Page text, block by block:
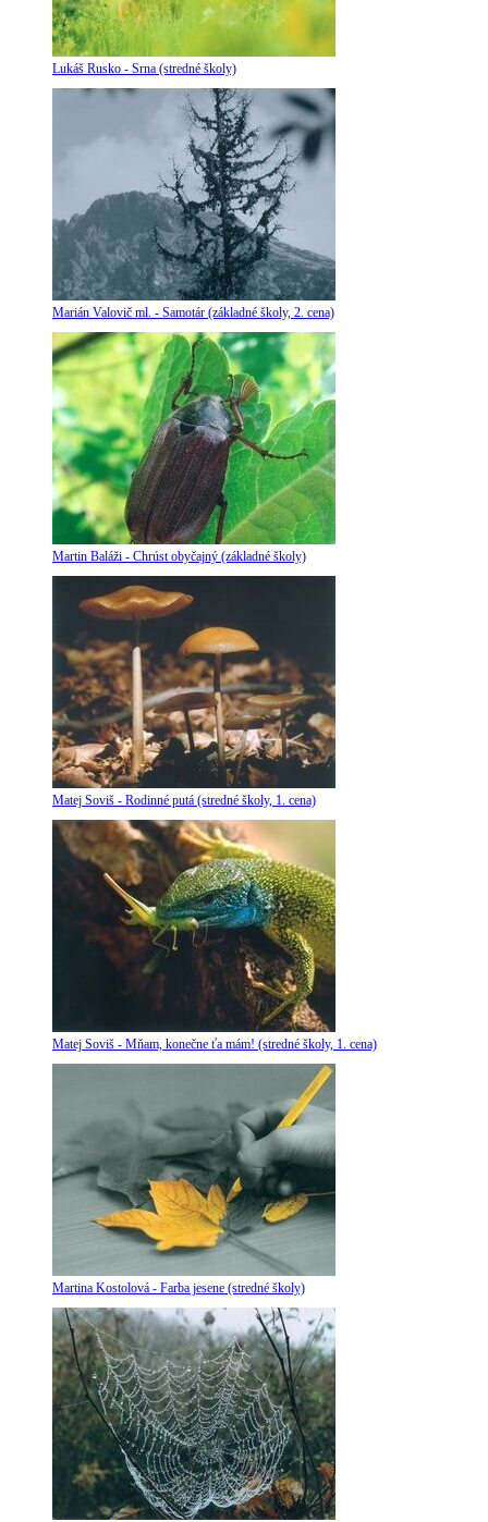
Lukáš Rusko - Srna (stredné školy)
Marián Valovič ml. - Samotár (základné školy, 2. cena)
Martin Baláži - Chrúst obyčajný (základné školy)
Matej Soviš - Rodinné putá (stredné školy, 1. cena)
Matej Soviš - Mňam, konečne ťa mám! (stredné školy, 1. cena)
Martina Kostolová - Farba jesene (stredné školy)